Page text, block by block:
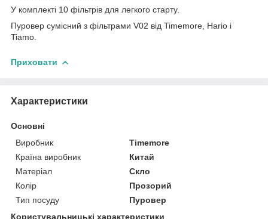
У комплекті 10 фільтрів для легкого старту.
Пуровер сумісний з фільтрами V02 від Timemore, Hario і
Tiamo.
Приховати
Характеристики
Основні
Виробник
Timemore
Країна виробник
Китай
Матеріал
Скло
Колір
Прозорий
Тип посуду
Пуровер
Користувальницькі характеристики